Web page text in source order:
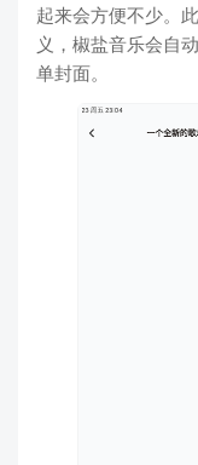
起来会方便不少。
义，椒盐音乐会自
单封面。